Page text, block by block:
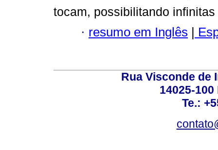
tocam, possibilitando
· resumo em Inglês
Rua Visconde de
14025-
Te.: